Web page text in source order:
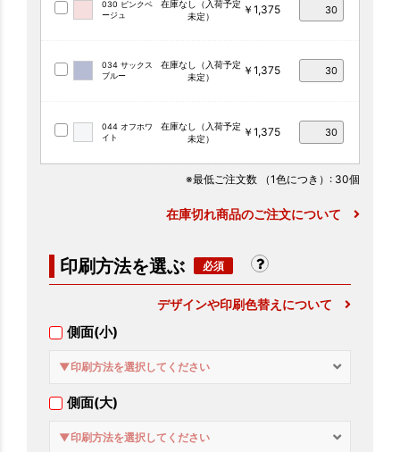
030 ピンクベ
ージュ
在庫なし（入荷予定
未定）
￥1,375
034 サックス
ブルー
在庫なし（入荷予定
未定）
￥1,375
044 オフホワ
イト
在庫なし（入荷予定
未定）
￥1,375
※最低ご注文数 （1色につき） : 30個
在庫切れ商品のご注文について
印刷方法を選ぶ
デザインや印刷色替えについて
側面(小)
▼印刷方法を選択してください
側面(大)
▼印刷方法を選択してください